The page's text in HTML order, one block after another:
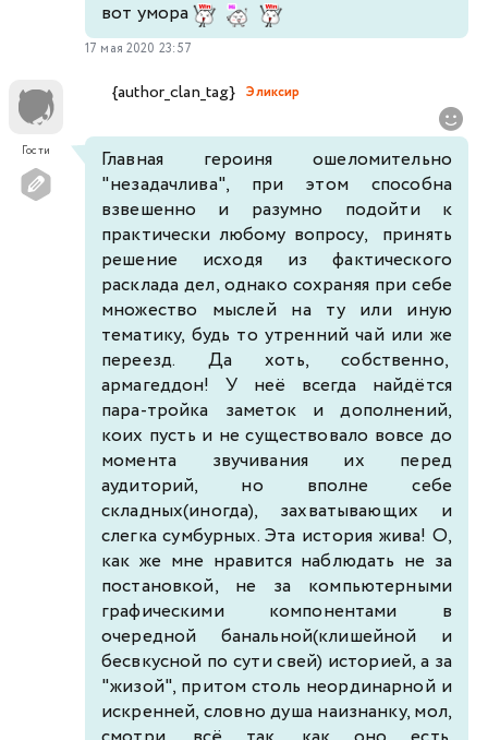
вот умора
17 мая 2020 23:57
Гости
{author_clan_tag} Эликсир
Главная героиня ошеломительно
"незадачлива", при этом способна
взвешенно и разумно подойти к
практически любому вопросу, принять
решение исходя из фактического
расклада дел, однако сохраняя при себе
множество мыслей на ту или иную
тематику, будь то утренний чай или же
переезд. Да хоть, собственно,
армагеддон! У неё всегда найдётся
пара-тройка заметок и дополнений,
коих пусть и не существовало вовсе до
момента звучивания их перед
аудиторий, но вполне себе
складных(иногда), захватывающих и
слегка сумбурных. Эта история жива! О,
как же мне нравится наблюдать не за
постановкой, не за компьютерными
графическими компонентами в
очередной банальной(клишейной и
бесвкусной по сути свей) историей, а за
"жизой", притом столь неординарной и
искренней, словно душа наизнанку, мол,